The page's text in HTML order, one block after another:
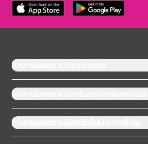
หางานแยกตามประเภทงาน
หางานแยกตามเขตในกรุงเทพมหานคร
หางานแยกตามจังหวัดในประเทศไทย